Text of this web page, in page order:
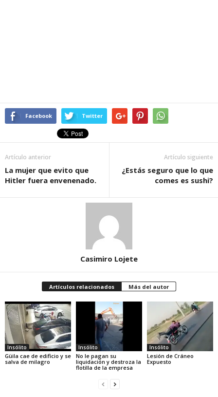
Facebook Twitter
Artículo anterior
La mujer que evito que
Hitler fuera envenenado.
Artículo siguiente
¿Estás seguro que lo que
comes es sushi?
Casimiro Lojete
Artículos relacionados Más del autor
Insólito
Güila cae de edificio y se
salva de milagro
Insólito
No le pagan su
liquidación y destroza la
flotilla de la empresa
Insólito
Lesión de Cráneo
Expuesto